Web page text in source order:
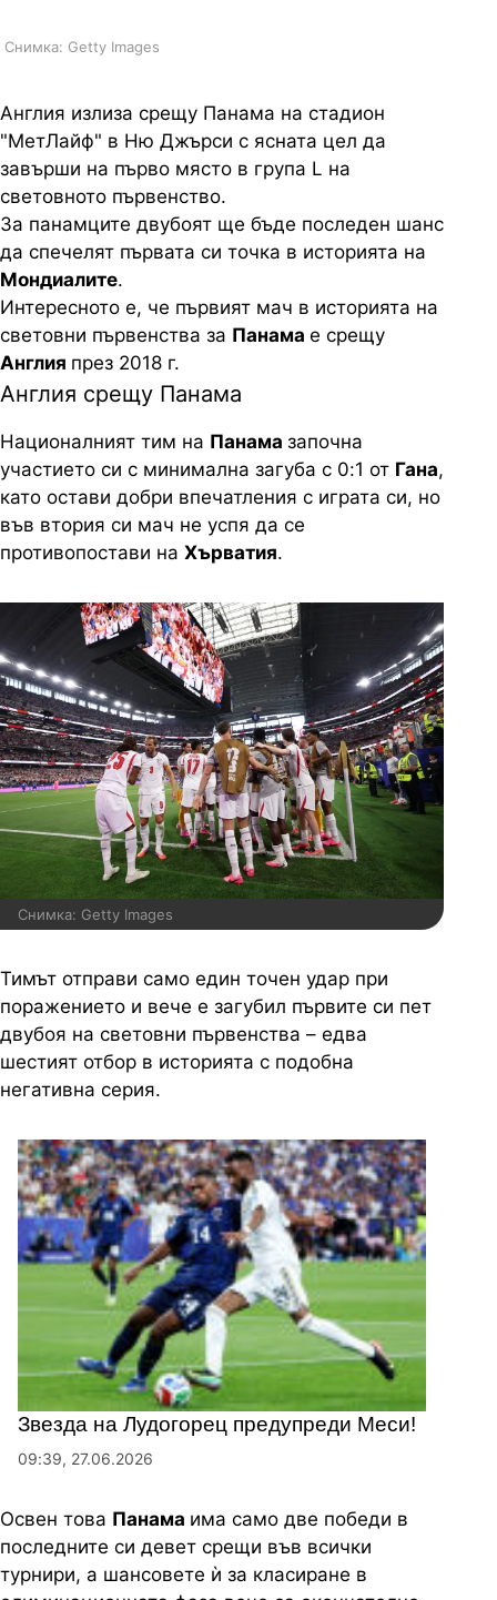
Снимка: Getty Images
Англия излиза срещу Панама на стадион
"МетЛайф" в Ню Джърси с ясната цел да
завърши на първо място в група L на
световното първенство.
За панамците двубоят ще бъде последен шанс
да спечелят първата си точка в историята на
Мондиалите.
Интересното е, че първият мач в историята на
световни първенства за Панама е срещу
Англия през 2018 г.
Англия срещу Панама
Националният тим на Панама започна
участието си с минимална загуба с 0:1 от Гана,
като остави добри впечатления с играта си, но
във втория си мач не успя да се
противопостави на Хърватия.
Снимка: Getty Images
Тимът отправи само един точен удар при
поражението и вече е загубил първите си пет
двубоя на световни първенства – едва
шестият отбор в историята с подобна
негативна серия.
Звезда на Лудогорец предупреди Меси!
09:39, 27.06.2026
Освен това Панама има само две победи в
последните си девет срещи във всички
турнири, а шансовете ѝ за класиране в